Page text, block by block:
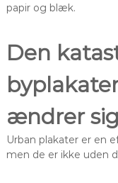
papir og blæk.
Den
ændrer sig
Urban plakater er en
men de er ikke uden